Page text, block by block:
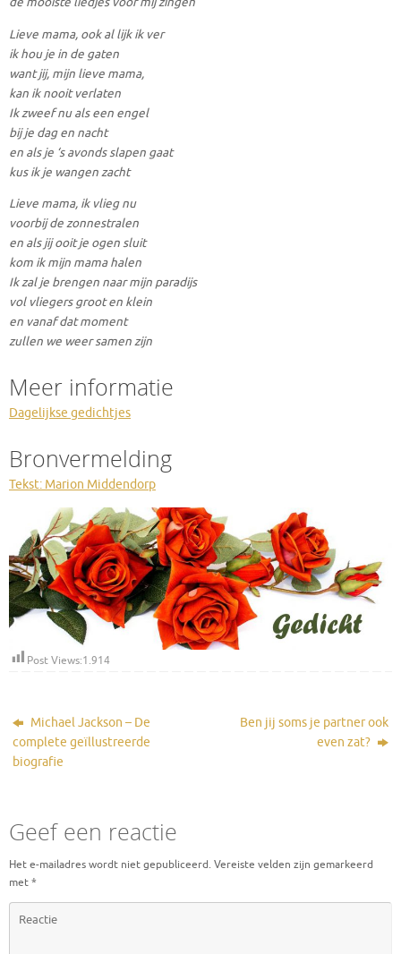
Lieve mama, ook al lijk ik ver
ik hou je in de gaten
want jij, mijn lieve mama,
kan ik nooit verlaten
Ik zweef nu als een engel
bij je dag en nacht
en als je ‘s avonds slapen gaat
kus ik je wangen zacht
Lieve mama, ik vlieg nu
voorbij de zonnestralen
en als jij ooit je ogen sluit
kom ik mijn mama halen
Ik zal je brengen naar mijn paradijs
vol vliegers groot en klein
en vanaf dat moment
zullen we weer samen zijn
Meer informatie
Dagelijkse gedichtjes
Bronvermelding
Tekst: Marion Middendorp
Post Views:1.914
Michael Jackson – De
complete geïllustreerde
biografie
Ben jij soms je partner ook
even zat?
Geef een reactie
Het e-mailadres wordt niet gepubliceerd. Vereiste velden zijn gemarkeerd
met*